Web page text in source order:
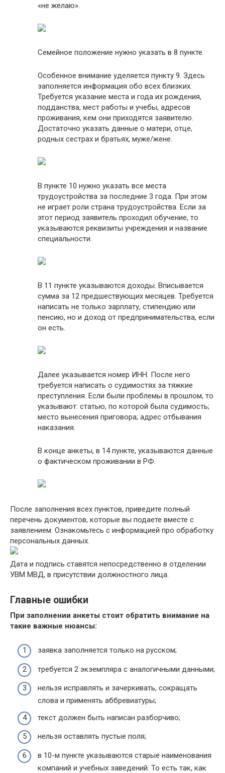
«не желаю».
Семейное положение нужно указать в 8 пункте.
Особенное внимание уделяется пункту 9. Здесь
заполняется информация обо всех близких.
Требуется указание места и года их рождения,
подданства, мест работы и учебы, адресов
проживания, кем они приходятся заявителю.
Достаточно указать данные о матери, отце,
родных сестрах и братьях, муже/жене.
В пункте 10 нужно указать все места
трудоустройства за последние 3 года. При этом
не играет роли страна трудоустройства. Если за
этот период заявитель проходил обучение, то
указываются реквизиты учреждения и название
специальности.
В 11 пункте указываются доходы. Вписывается
сумма за 12 предшествующих месяцев. Требуется
написать не только зарплату, стипендию или
пенсию, но и доход от предпринимательства, если
он есть.
Далее указывается номер ИНН. После него
требуется написать о судимостях за тяжкие
преступления. Если были проблемы в прошлом, то
указывают: статью, по которой была судимость;
место вынесения приговора; адрес отбывания
наказания.
В конце анкеты, в 14 пункте, указываются данные
о фактическом проживании в РФ.
После заполнения всех пунктов, приведите полный
перечень документов, которые вы подаете вместе с
заявлением. Ознакомьтесь с информацией про обработку
персональных данных.
Дата и подпись ставятся непосредственно в отделении
УВМ МВД, в присутствии должностного лица.
Главные ошибки
При заполнении анкеты стоит обратить внимание на
такие важные нюансы:
заявка заполняется только на русском;
требуется 2 экземпляра с аналогичными данными;
нельзя исправлять и зачеркивать, сокращать
слова и применять аббревиатуры;
текст должен быть написан разборчиво;
нельзя оставлять пустые поля;
в 10-м пункте указываются старые наименования
компаний и учебных заведений. То есть так, как